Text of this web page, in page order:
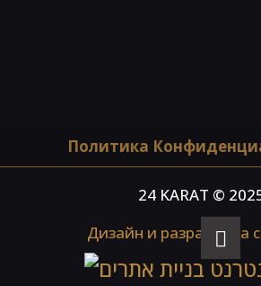
Политика
24 KARAT ©
Дизайн и разработка